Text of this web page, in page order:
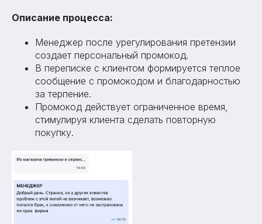
Описание процесса:
Менеджер после урегулирования претензии
создает персональный промокод.
В переписке с клиентом формируется теплое
сообщение с промокодом и благодарностью
за терпение.
Промокод действует ограниченное время,
стимулируя клиента сделать повторную
покупку.